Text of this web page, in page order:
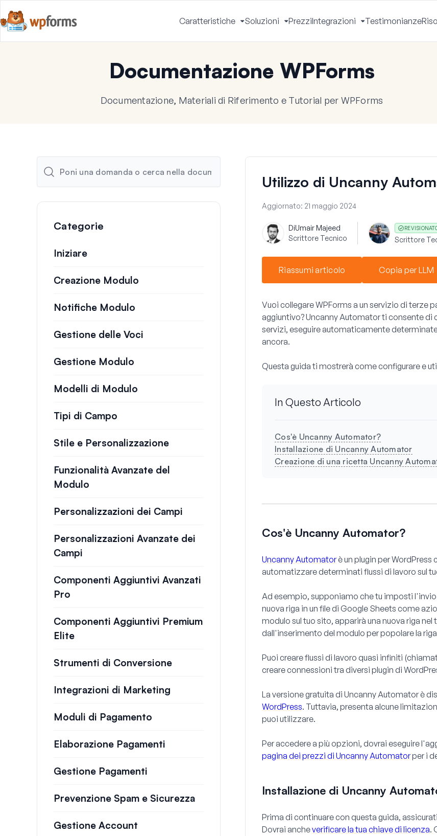
Caratteristiche
Apri
Menu
Soluzioni
Apri
Menu
PrezziIntegrazioni
Apri
Menu
Testimonianze
Documentazione WPForms
Documentazione, Materiali di Riferimento e Tutorial per WPForms
Utilizzo di Uncanny
Aggiornato: 21 maggio 2024
DiUmair Majeed
Scrittore Tecnico
Scrittore
Riassumi articolo Copia per LLM
Vuoi collegare WPForms a un servizio di
aggiuntivo? Uncanny Automator ti consente
servizi, eseguire automaticamente
ancora.
Questa guida ti mostrerà come configurare e
In Questo Articolo
Cos'è Uncanny Automator?
Installazione di Uncanny Automator
Creazione di una ricetta Uncanny
Cos'è Uncanny Automator?
Uncanny Automatorè un plugin per
automatizzare determinati flussi di lavoro sul
Ad esempio, supponiamo che tu imposti
nuova riga in un file di Google Sheets come
modulo sul tuo sito, apparirà una nuova riga
dall'inserimento del modulo per popolare la
Puoi creare flussi di lavoro quasi infiniti
creare connessioni tra diversi plugin di
La versione gratuita di Uncanny Automator è
WordPress. Tuttavia, presenta alcune
puoi utilizzare.
Per accedere a più opzioni, dovrai eseguire
pagina dei prezzi di Uncanny Automatorper i
Installazione di Uncanny
Prima di continuare con questa guida,
Dovrai ancheverificare la tua chiave di licenza.
Categorie
Iniziare
Creazione Modulo
Notifiche Modulo
Gestione delle Voci
Gestione Modulo
Modelli di Modulo
Tipi di Campo
Stile e Personalizzazione
Funzionalità Avanzate del
Modulo
Personalizzazioni dei Campi
Personalizzazioni Avanzate dei
Campi
Componenti Aggiuntivi Avanzati
Pro
Componenti Aggiuntivi Premium
Elite
Strumenti di Conversione
Integrazioni di Marketing
Moduli di Pagamento
Elaborazione Pagamenti
Gestione Pagamenti
Prevenzione Spam e Sicurezza
Gestione Account